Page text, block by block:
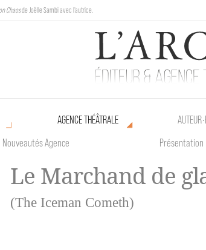
Chaosde Joëlle Sambi avec l'autrice.
sera présente au Poetik Bazar tout le weekend !
AGENCE THÉÂTRALE
Nouveautés Agence Présentation
Le Marchand de
(The Iceman Cometh)